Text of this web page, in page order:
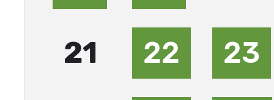
21
22
23